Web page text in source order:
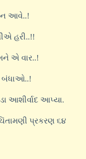
ન આવે..!
હરી..!!
એ વાર..!
બંધાઓ..!
આશીર્વાદ આપ્યા.
પ્રકરણ ૬૪